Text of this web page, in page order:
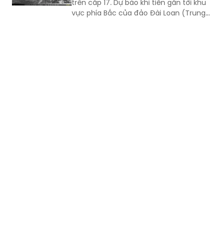
Nam trên khu vực biển phía Nam của
Biển Đông gia tăng cường độ...